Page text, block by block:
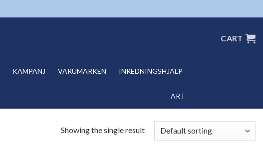
CART
KAMPANJ VARUMÄRKEN INREDNINGSHJÄLP
ART
Showing the single result